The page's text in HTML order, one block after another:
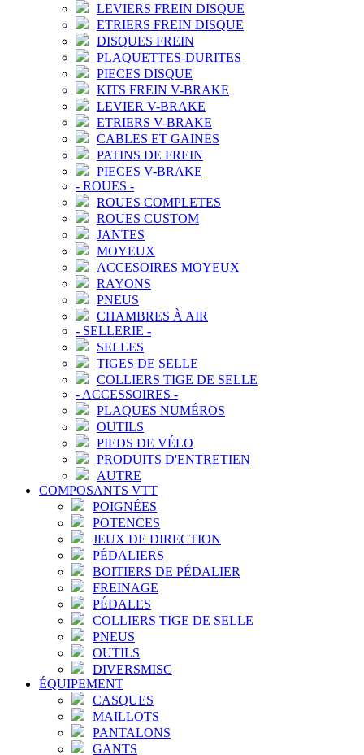
LEVIERS FREIN DISQUE
ETRIERS FREIN DISQUE
DISQUES FREIN
PLAQUETTES-DURITES
PIECES DISQUE
KITS FREIN V-BRAKE
LEVIER V-BRAKE
ETRIERS V-BRAKE
CABLES ET GAINES
PATINS DE FREIN
PIECES V-BRAKE
- ROUES -
ROUES COMPLETES
ROUES CUSTOM
JANTES
MOYEUX
ACCESOIRES MOYEUX
RAYONS
PNEUS
CHAMBRES À AIR
- SELLERIE -
SELLES
TIGES DE SELLE
COLLIERS TIGE DE SELLE
- ACCESSOIRES -
PLAQUES NUMÉROS
OUTILS
PIEDS DE VÉLO
PRODUITS D'ENTRETIEN
AUTRE
COMPOSANTS VTT
POIGNÉES
POTENCES
JEUX DE DIRECTION
PÉDALIERS
BOITIERS DE PÉDALIER
FREINAGE
PÉDALES
COLLIERS TIGE DE SELLE
PNEUS
OUTILS
DIVERSMISC
ÉQUIPEMENT
CASQUES
MAILLOTS
PANTALONS
GANTS